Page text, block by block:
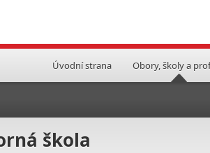
Úvodní strana Obory, školy a
škola